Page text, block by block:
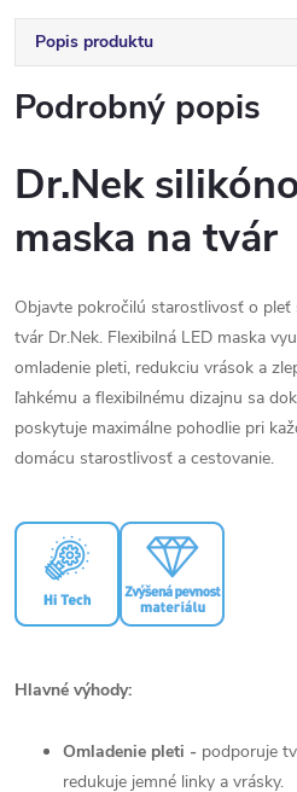
Popis produktu
Podrobný popis
Dr.Nek
maska na tvár
Objavte pokročilú starostlivosť o
tvár Dr.Nek. Flexibilná LED maska
omladenie pleti, redukciu vrások a
ľahkému a flexibilnému dizajnu sa
poskytuje maximálne pohodlie pri
domácu starostlivosť a cestovanie.
Hlavné výhody:
Omladenie pleti - podporuje
redukuje jemné linky a vrásky.